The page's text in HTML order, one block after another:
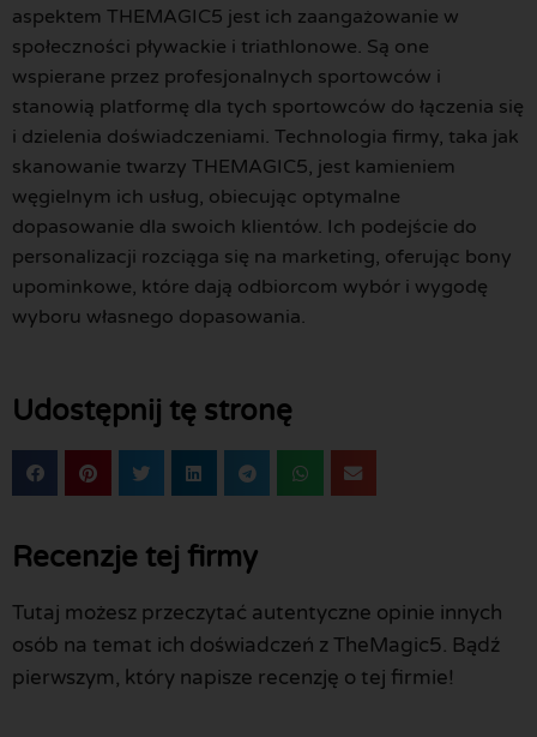
aspektem THEMAGIC5 jest ich zaangażowanie w
społeczności pływackie i triathlonowe. Są one
wspierane przez profesjonalnych sportowców i
stanowią platformę dla tych sportowców do łączenia się
i dzielenia doświadczeniami. Technologia firmy, taka jak
skanowanie twarzy THEMAGIC5, jest kamieniem
węgielnym ich usług, obiecując optymalne
dopasowanie dla swoich klientów. Ich podejście do
personalizacji rozciąga się na marketing, oferując bony
upominkowe, które dają odbiorcom wybór i wygodę
wyboru własnego dopasowania.
Udostępnij tę stronę
Recenzje tej firmy
Tutaj możesz przeczytać autentyczne opinie innych
osób na temat ich doświadczeń z TheMagic5. Bądź
pierwszym, który napisze recenzję o tej firmie!